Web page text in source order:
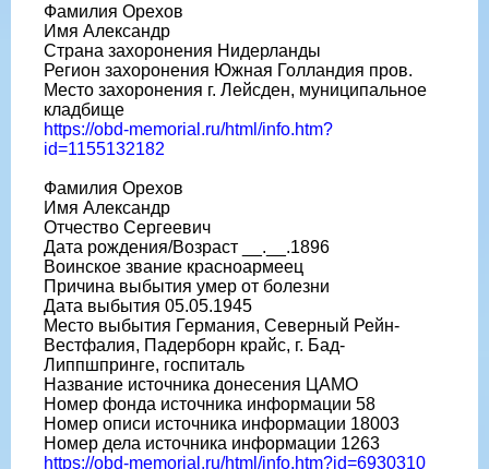
Фамилия Орехов
Имя Александр
Страна захоронения Нидерланды
Регион захоронения Южная Голландия пров.
Место захоронения г. Лейсден, муниципальное
кладбище
https://obd-memorial.ru/html/info.htm?
id=1155132182
Фамилия Орехов
Имя Александр
Отчество Сергеевич
Дата рождения/Возраст __.__.1896
Воинское звание красноармеец
Причина выбытия умер от болезни
Дата выбытия 05.05.1945
Место выбытия Германия, Северный Рейн-
Вестфалия, Падерборн крайс, г. Бад-
Липпшпринге, госпиталь
Название источника донесения ЦАМО
Номер фонда источника информации 58
Номер описи источника информации 18003
Номер дела источника информации 1263
https://obd-memorial.ru/html/info.htm?id=6930310